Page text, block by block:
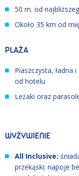
50 m. od
Około 35 km od
PLAŻA
Piaszczysta, ładna
od hotelu
Leżaki oraz
WYŻYWIENIE
All Inclusive:
przekąski; napoje